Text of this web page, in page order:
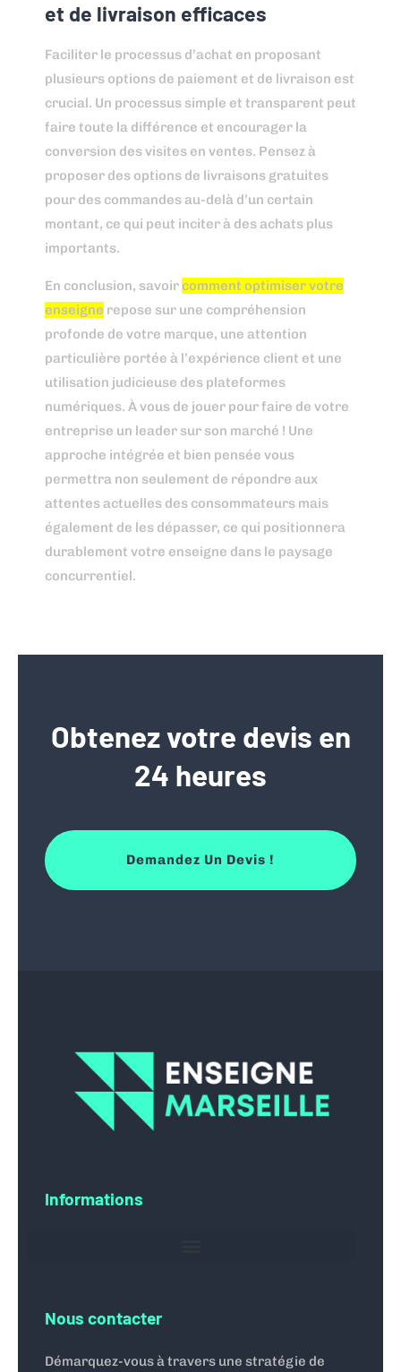
et de livraison efficaces
Faciliter le processus d’achat en proposant
plusieurs options de paiement et de livraison est
crucial. Un processus simple et transparent peut
faire toute la différence et encourager la
conversion des visites en ventes. Pensez à
proposer des options de livraisons gratuites
pour des commandes au-delà d’un certain
montant, ce qui peut inciter à des achats plus
importants.
En conclusion, savoircomment optimiser votre
enseigne repose sur une compréhension
profonde de votre marque, une attention
particulière portée à l’expérience client et une
utilisation judicieuse des plateformes
numériques. À vous de jouer pour faire de votre
entreprise un leader sur son marché ! Une
approche intégrée et bien pensée vous
permettra non seulement de répondre aux
attentes actuelles des consommateurs mais
également de les dépasser, ce qui positionnera
durablement votre enseigne dans le paysage
concurrentiel.
Obtenez votre devis en
24 heures
Demandez Un Devis !
Informations
Nous contacter
Démarquez-vous à travers une stratégie de